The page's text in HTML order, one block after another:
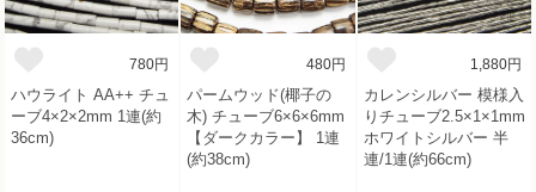
780円
ハウライト AA++ チュ
ーブ4×2×2mm 1連(約
36cm)
480円
パームウッド(椰子の
木) チューブ6×6×6mm
【ダークカラー】 1連
(約38cm)
1,880円
カレンシルバー 模様入
りチューブ2.5×1×1mm
ホワイトシルバー 半
連/1連(約66cm)